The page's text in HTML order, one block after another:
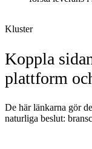
Kluster
Koppla
plattform
De här länkarna gör
naturliga beslut: